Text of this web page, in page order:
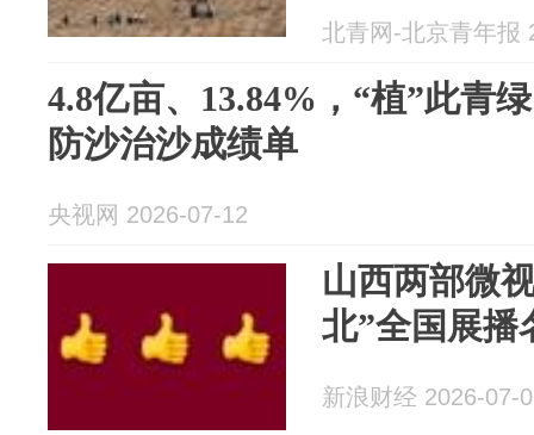
北青网-北京青年报
4.8亿亩、13.84%，“植”此青
防沙治沙成绩单
央视网 2026-07-12
山西两部微
北”全国展播
新浪财经 2026-07-